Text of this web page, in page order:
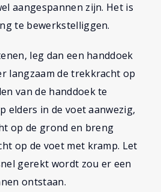
aangespannen zijn. Het is
te bewerkstelliggen.
leg dan een handdoek
langzaam de trekkracht op
van de handdoek te
elders in de voet aanwezig,
op de grond en breng
op de voet met kramp. Let
gerekt wordt zou er een
ontstaan.